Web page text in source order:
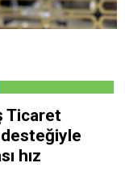
Ticaret
hız